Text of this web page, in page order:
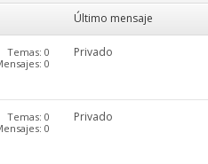
Último mensaje
Temas: 0
0
Privado
Temas: 0
0
Privado